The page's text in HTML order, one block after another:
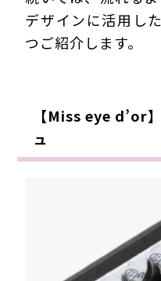
デザインに活用し
つご紹介します。
【Miss eye d’or
ュ